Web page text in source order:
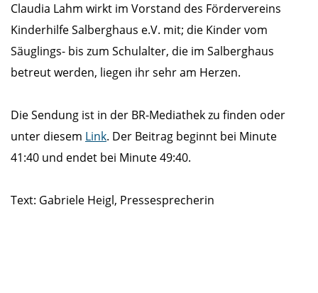
Claudia Lahm wirkt im Vorstand des Fördervereins
Kinderhilfe Salberghaus e.V. mit; die Kinder vom
Säuglings- bis zum Schulalter, die im Salberghaus
betreut werden, liegen ihr sehr am Herzen.
Die Sendung ist in der BR-Mediathek zu finden oder
unter diesem Link. Der Beitrag beginnt bei Minute
41:40 und endet bei Minute 49:40.
Text: Gabriele Heigl, Pressesprecherin